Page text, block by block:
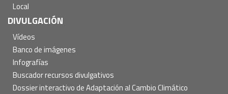
Local
DIVULGACIÓN
Vídeos
Banco de imágenes
Infografías
Buscador recursos divulgativos
Dossier interactivo de Adaptación al Cambio Climático